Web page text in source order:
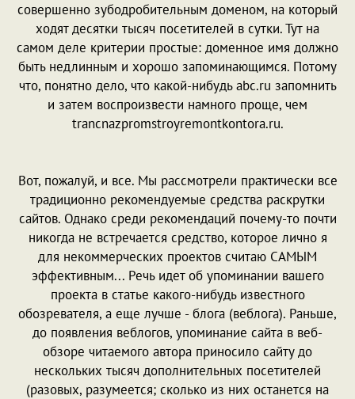
совершенно зубодробительным доменом, на который
ходят десятки тысяч посетителей в сутки. Тут на
самом деле критерии простые: доменное имя должно
быть недлинным и хорошо запоминающимся. Потому
что, понятно дело, что какой-нибудь abc.ru запомнить
и затем воспроизвести намного проще, чем
trancnazpromstroyremontkontora.ru.
Вот, пожалуй, и все. Мы рассмотрели практически все
традиционно рекомендуемые средства раскрутки
сайтов. Однако среди рекомендаций почему-то почти
никогда не встречается средство, которое лично я
для некоммерческих проектов считаю САМЫМ
эффективным... Речь идет об упоминании вашего
проекта в статье какого-нибудь известного
обозревателя, а еще лучше - блога (веблога). Раньше,
до появления веблогов, упоминание сайта в веб-
обзоре читаемого автора приносило сайту до
нескольких тысяч дополнительных посетителей
(разовых, разумеется; сколько из них останется на